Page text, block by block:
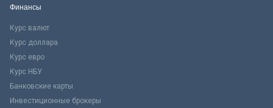
Финансы
Курс валют
Курс доллара
Курс евро
Курс НБУ
Банковские карты
Инвестиционные брокеры